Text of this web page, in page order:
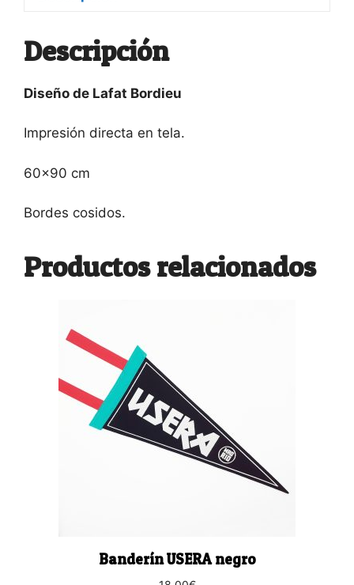
Descripción
Diseño de Lafat Bordieu
Impresión directa en tela.
60×90 cm
Bordes cosidos.
Productos relacionados
Banderín USERA negro